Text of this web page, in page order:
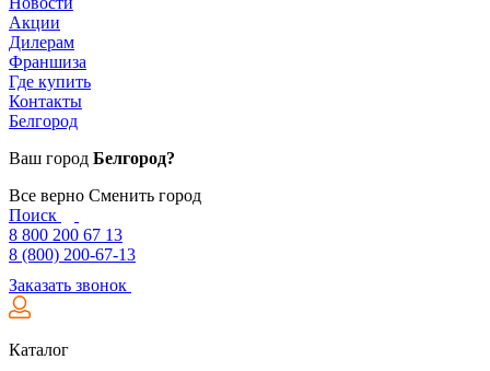
Акции
Дилерам
Франшиза
Где купить
Контакты
Белгород
Ваш город Белгород?
Все верно Сменить город
Поиск
8 800 200 67 13
8 (800) 200-67-13
Заказать звонок
Каталог